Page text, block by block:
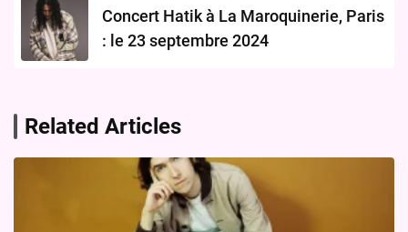
Concert Hatik à La Maroquinerie, Paris
: le 23 septembre 2024
Related Articles